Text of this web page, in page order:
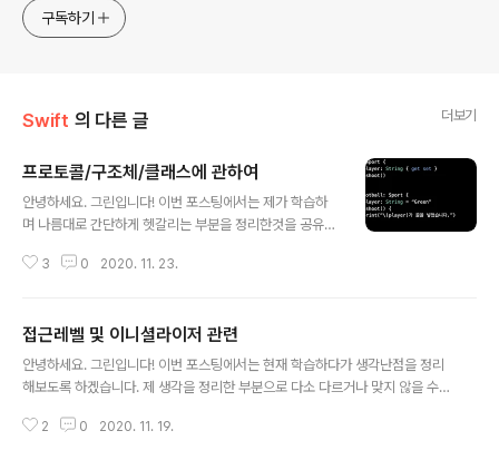
구독하기
Swift 의 다른 글 더보기
프로토콜/구조체/클래스에 관하여
안녕하세요. 그린입니다! 이번 포스팅에서는 제가 학습하
며 나름대로 간단하게 헷갈리는 부분을 정리한것을 공유하
를 해볼까 합니다..! 스위프트를 처음 접하며 공부하다보니
어느정도 정리된 부분을 기재하였으니 만약 다른 사항이거
나 의견이 있으시면 댓글 달아주시면 감사하겠습니다 :-) 1.
프로토콜 : 어떤 기능을 실행하기 위해 프로퍼티와 메서드
이면서 프로토콜 지향 언어이기도 하다. 스위프트의 대부
3 0 2020. 11. 23.
접근레벨 및 이니셜라이저 관련
안녕하세요. 그린입니다! 이번 포스팅에서는 현재 학습하다가 생각난점을 정리
해보도록 하겠습니다. 제 생각을 정리한 부분으로 다소 다르거나 맞지 않을 수
가지의 접근레벨이 있습니다. 1) private : 가장 제한적으로 접근할 수 있는 범
2 0 2020. 11. 19.